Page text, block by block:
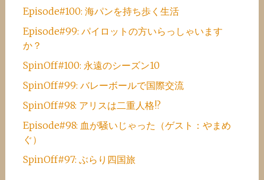
Episode#100: 海パンを持ち歩く生活
Episode#99: パイロットの方いらっしゃいます
か？
SpinOff#100: 永遠のシーズン10
SpinOff#99: バレーボールで国際交流
SpinOff#98: アリスは二重人格!?
Episode#98: 血が騒いじゃった（ゲスト：やまめ
ぐ）
SpinOff#97: ぶらり四国旅